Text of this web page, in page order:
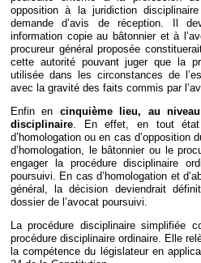
opposition à la juridiction
demande d’avis de réception. Il
information copie au bâtonnier et à
procureur général proposée
cette autorité pouvant juger que la
utilisée dans les circonstances de
avec la gravité des faits commis par
Enfin en cinquième lieu, au
disciplinaire . En effet, en tout
d’homologation ou en cas d’opposition
d’homologation, le bâtonnier ou le
engager la procédure disciplinaire
poursuivi. En cas d’homologation et
général, la décision deviendrait
dossier de l’avocat poursuivi.
La procédure disciplinaire simplifiée
procédure disciplinaire ordinaire. Elle
la compétence du législateur en